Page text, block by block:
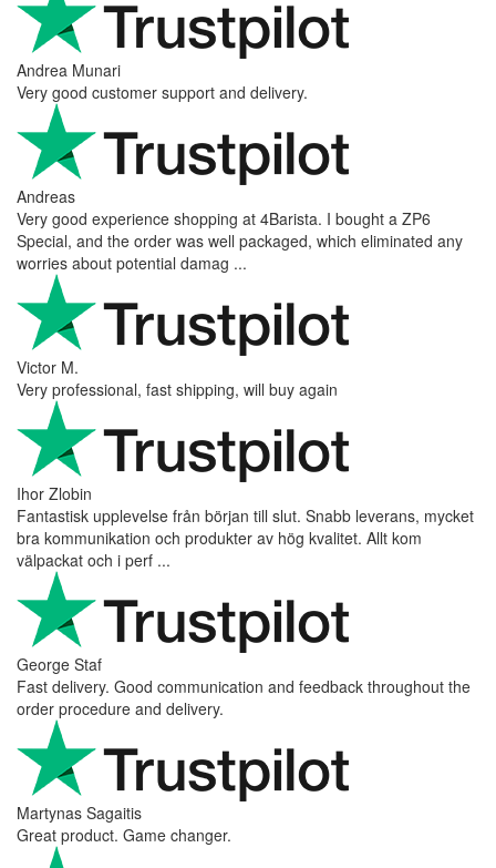
Andrea Munari
Very good customer support and delivery.
Andreas
Very good experience shopping at 4Barista. I bought a ZP6
Special, and the order was well packaged, which eliminated any
worries about potential damag ...
Victor M.
Very professional, fast shipping, will buy again
Ihor Zlobin
Fantastisk upplevelse från början till slut. Snabb leverans, mycket
bra kommunikation och produkter av hög kvalitet. Allt kom
välpackat och i perf ...
George Staf
Fast delivery. Good communication and feedback throughout the
order procedure and delivery.
Martynas Sagaitis
Great product. Game changer.